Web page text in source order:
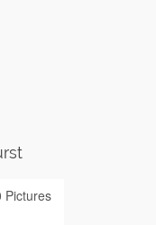
Pictures